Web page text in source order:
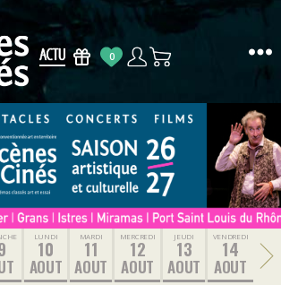
0
LUNDI
10
AOUT
MARDI
11
AOUT
MERCREDI
12
AOUT
JEUDI
13
AOUT
VENDREDI
14
AOUT